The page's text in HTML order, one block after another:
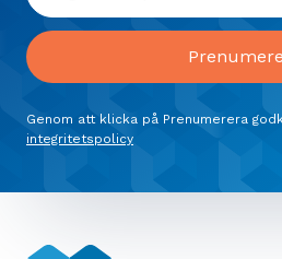
Genom att klicka på Prenumerera
integritetspolicy